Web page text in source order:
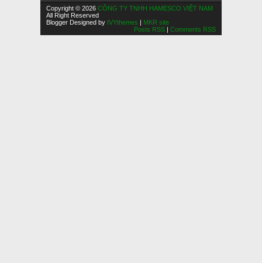
Copyright © 2026 CÔNG TY TNHH HAMESCO VIỆT NAM
All Right Reserved
Blogger Designed by IVYthemes | MKR site
Posts RSS | Comments RSS